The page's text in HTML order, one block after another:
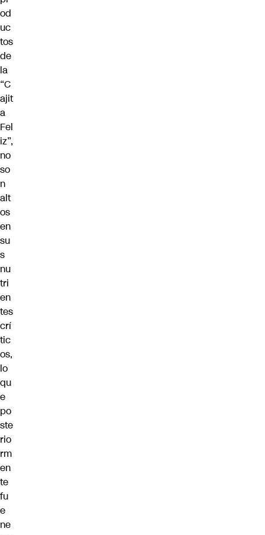
od
uc
tos
de
la
“C
ajit
a
Fel
iz”,
no
so
n
alt
os
en
su
s
nu
tri
en
tes
crí
tic
os,
lo
qu
e
po
ste
rio
rm
en
te
fu
e
ne